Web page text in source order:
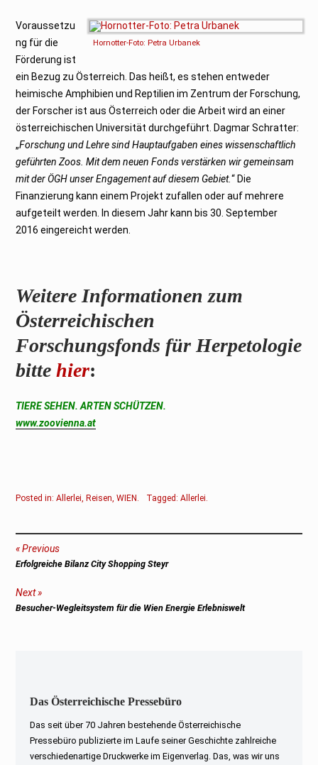
Hornotter-Foto: Petra Urbanek
Voraussetzu
ng für die
Förderung ist
ein Bezug zu Österreich. Das heißt, es stehen entweder
heimische Amphibien und Reptilien im Zentrum der Forschung,
der Forscher ist aus Österreich oder die Arbeit wird an einer
österreichischen Universität durchgeführt. Dagmar Schratter:
„Forschung und Lehre sind Hauptaufgaben eines wissenschaftlich
geführten Zoos. Mit dem neuen Fonds verstärken wir gemeinsam
mit der ÖGH unser Engagement auf diesem Gebiet.“ Die
Finanzierung kann einem Projekt zufallen oder auf mehrere
aufgeteilt werden. In diesem Jahr kann bis 30. September
2016 eingereicht werden.
Weitere Informationen zum
Österreichischen
Forschungsfonds für Herpetologie
bitte hier:
TIERE SEHEN. ARTEN SCHÜTZEN.
www.zoovienna.at
Posted in:Allerlei,Reisen,WIEN. Tagged:Allerlei.
Beitragsnavigation
Previous
Previous
Erfolgreiche Bilanz City Shopping Steyr
Next
Next
Besucher-Wegleitsystem für die Wien Energie Erlebniswelt
Das Österreichische Pressebüro
Das seit über 70 Jahren bestehende Österreichische
Pressebüro publizierte im Laufe seiner Geschichte zahlreiche
verschiedenartige Druckwerke im Eigenverlag. Das, was wir uns